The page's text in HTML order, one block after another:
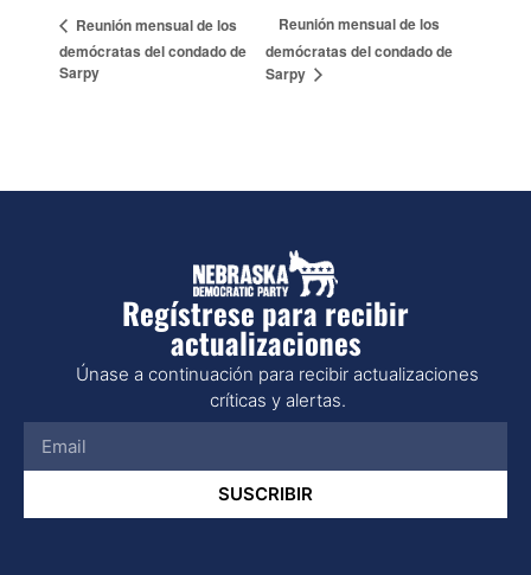
Reunión mensual de los
demócratas del condado de
Sarpy
Reunión mensual de los
demócratas del condado de
Sarpy
Regístrese para recibir
actualizaciones
Únase a continuación para recibir actualizaciones
críticas y alertas.
SUSCRIBIR